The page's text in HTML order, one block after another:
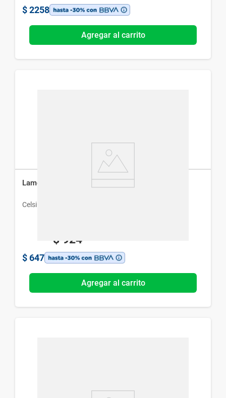
$ 2258
Agregar al carrito
Lamotrix 100 mg x 30 comp
Celsius
$ 924
$ 647
Agregar al carrito